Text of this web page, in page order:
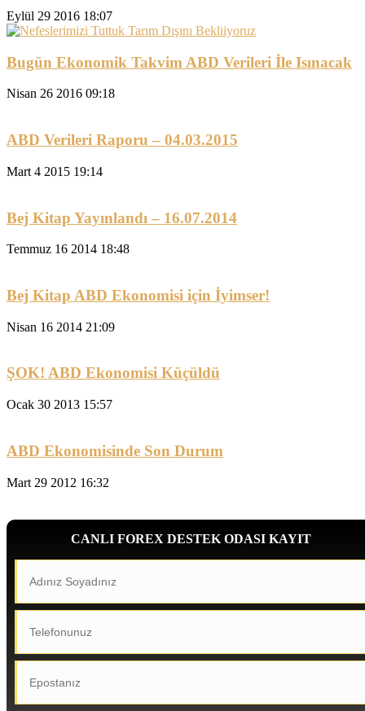
Eylül 29 2016 18:07
Bugün Ekonomik Takvim ABD Verileri İle Isınacak
Nisan 26 2016 09:18
ABD Verileri Raporu – 04.03.2015
Mart 4 2015 19:14
Bej Kitap Yayınlandı – 16.07.2014
Temmuz 16 2014 18:48
Bej Kitap ABD Ekonomisi için İyimser!
Nisan 16 2014 21:09
ŞOK! ABD Ekonomisi Küçüldü
Ocak 30 2013 15:57
ABD Ekonomisinde Son Durum
Mart 29 2012 16:32
CANLI FOREX DESTEK ODASI KAYIT